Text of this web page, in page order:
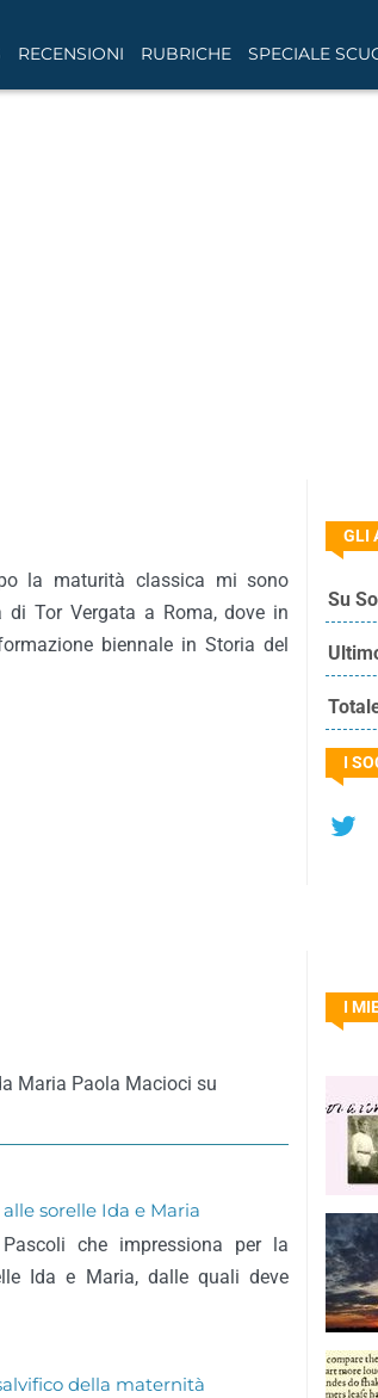
RECENSIONI RUBRICHE SPECIALE
la maturità classica mi sono
di Tor Vergata a Roma, dove in
biennale in Storia del
GLI
Su
I
Maria Paola Macioci su
sorelle Ida e Maria
che impressiona per la
Ida e Maria, dalle quali deve
della maternità
I